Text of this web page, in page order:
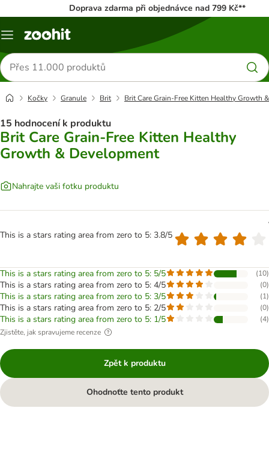
Doprava zdarma při objednávce nad 799 Kč**
Menu
Hledat
produkty
Kočky Granule Brit Brit Care Grain-Free Kitten Healthy Growth
15 hodnocení k produktu
Brit Care Grain-Free Kitten Healthy
Growth & Development
Nahrajte vaši fotku produktu
This is a stars rating area from zero to 5: 3.8/5
This is a stars rating area from zero to 5: 5/5 (10)
This is a stars rating area from zero to 5: 4/5 (0)
This is a stars rating area from zero to 5: 3/5 (1)
This is a stars rating area from zero to 5: 2/5 (0)
This is a stars rating area from zero to 5: 1/5 (4)
Zjistěte, jak spravujeme recenze
Zpět k produktu
Ohodnoťte tento produkt